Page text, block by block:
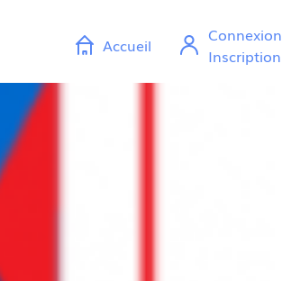
Accueil
Connexion
Inscription